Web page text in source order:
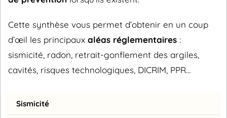
Cette synthèse vous permet d’obtenir en un coup
d’œil les principaux aléas réglementaires :
sismicité, radon, retrait-gonflement des argiles,
cavités, risques technologiques, DICRIM, PPR…
Sismicité